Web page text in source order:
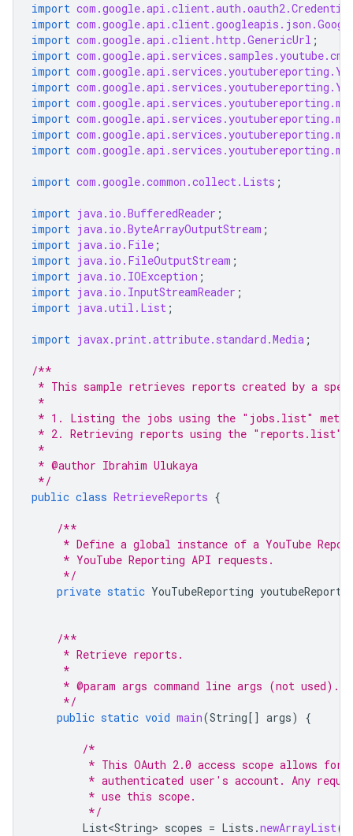
import
import
import com.google.api.client.http.GenericUrl ;
import
import
import
import
import
import
import
import com.google.common.collect.Lists ;
import java.io.BufferedReader ;
import java.io.ByteArrayOutputStream ;
import java.io.File ;
import java.io.FileOutputStream ;
import java.io.IOException ;
import java.io.InputStreamReader ;
import java.util.List ;
import javax.print.attribute.standard.Media ;
/**
* This sample retrieves reports created by a
*
* 1. Listing the jobs using the "jobs.list"
* 2. Retrieving reports using the "reports.list"
*
* @author Ibrahim Ulukaya
*/
public class RetrieveReports {
/**
* Define a global instance of a YouTube
     * YouTube Reporting API requests.
     */
private static YouTubeReporting
/**
     * Retrieve reports.
     *
     * @param args command line args (not used).
     */
public static void main(String[] args) {
/*
* This OAuth 2.0 access scope allows for
* authenticated user's account. Any
         * use this scope.
         */
List<String> scopes = Lists .newArrayList(